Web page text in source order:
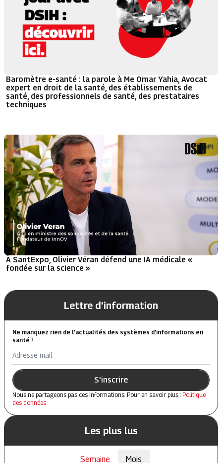
Baromètre e-santé : la parole à Me Omar Yahia, Avocat
expert en droit de la santé, des établissements de
santé, des professionnels de santé, des prestataires
techniques
À SantExpo, Olivier Véran défend une IA médicale «
fondée sur la science »
Lettre d'information
Ne manquez rien de l’actualités des systèmes d’informations en
santé !
Adresse mail
S'inscrire
Nous ne partageons pas ces informations. Pour en savoir plus : Politique
des données
Les plus lus
Semaine Mois